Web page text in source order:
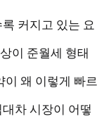
커지고 있는 요
이 준월세 형태
이 왜 이렇게 빠르
차 시장이 어떻